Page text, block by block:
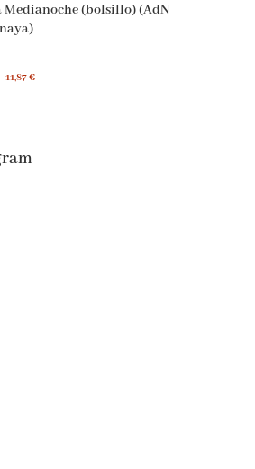
Medianoche (bolsillo) (AdN
11,87 €